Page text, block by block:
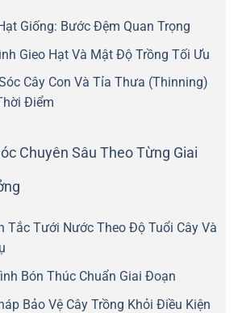
Giống: Bước Đệm Quan Trọng
Gieo Hạt Và Mật Độ Trồng Tối Ưu
Cây Con Và Tỉa Thưa (Thinning)
Điểm
Chuyên Sâu Theo Từng Giai
Tắc Tưới Nước Theo Độ Tuổi Cây Và
Bón Thúc Chuẩn Giai Đoạn
Bảo Vệ Cây Trồng Khỏi Điều Kiện